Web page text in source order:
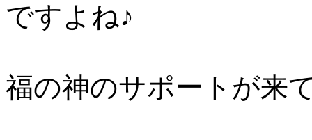
ですよね♪
福の神のサポートが来